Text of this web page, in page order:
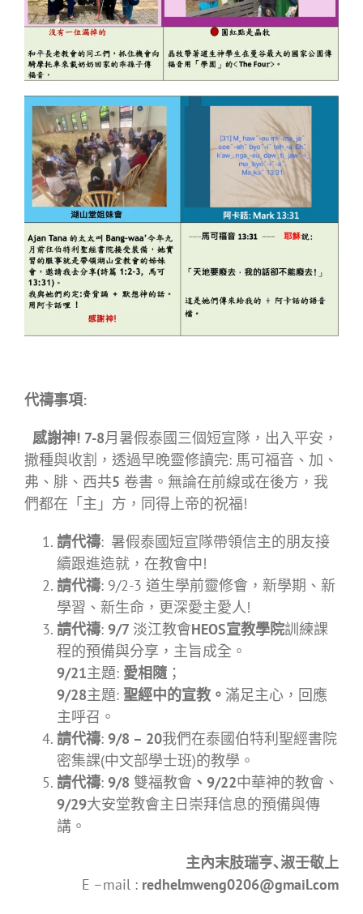
代禱事項:
感謝神! 7-8月暑假泰國三個短宣隊，出入平安，
撒種與收割，透過早晚靈修讀完: 馬可福音、加、
弗、腓、西共5 卷書。無論在前線或在後方，我
們都在「主」方，同得上帝的祝福!
請代禱: 暑假泰國短宣隊帶領信主的朋友接
續跟進造就，在教會中!
請代禱: 9/2-3 道生學前靈修會，新學期、新
學習、新生命，更深愛主愛人!
請代禱: 9/7 淡江教會HEOS宣教學院訓練課
程的預備與分享，主旨成全。
9/21主題: 愛相隨；
9/28主題: 聖經中的宣教。 滿足主心，回應
主呼召。
請代禱: 9/8 – 20我們在泰國伯特利聖經書院
密集課(中文部學士班)的教學。
請代禱: 9/8 雙福教會 、 9/22中華神的教會、
9/29大安堂教會主日崇拜信息的預備與傳
講。
主內末肢瑞亨､淑壬敬上
E –mail : redhelmweng0206@gmail.com